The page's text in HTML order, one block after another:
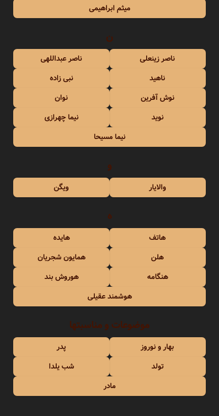
میثم ابراهیمی
ن
ناصر زینعلی
ناصر عبداللهی
ناهید
نبی زاده
نوش آفرین
نوان
نوید
نیما چهرازی
نیما مسیحا
و
والایار ویگن
ه
هاتف
هایده
هلن
همایون شجریان
هنگامه
هوروش بند
هوشمند عقیلی
موضوعات و مناسبتها
بهار و نوروز
پدر
تولد
شب یلدا
مادر